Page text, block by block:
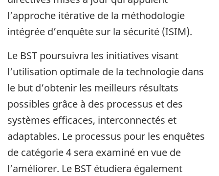
l’approche itérative de la méthodologie
intégrée d’enquête sur la sécurité (ISIM).
Le BST poursuivra les initiatives visant
l’utilisation optimale de la technologie dans
le but d’obtenir les meilleurs résultats
possibles grâce à des processus et des
systèmes efficaces, interconnectés et
adaptables. Le processus pour les enquêtes
de catégorie 4 sera examiné en vue de
l’améliorer. Le BST étudiera également